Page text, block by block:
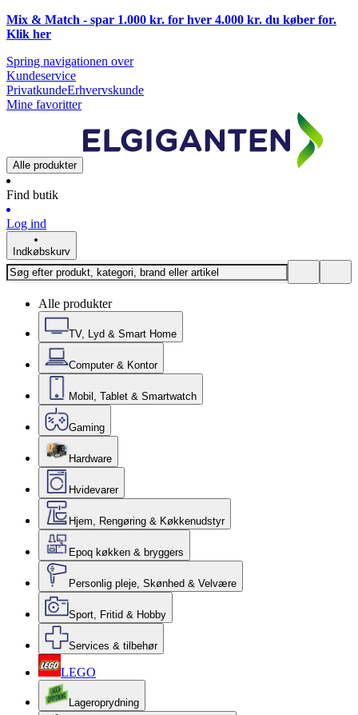
Mix & Match - spar 1.000 kr. for hver 4.000 kr. du køber for.
Klik her
Spring navigationen over
Kundeservice
PrivatkundeErhvervskunde
Mine favoritter
Alle produkter
Find butik
Log ind
Indkøbskurv
Alle produkter
TV, Lyd & Smart Home
Computer & Kontor
Mobil, Tablet & Smartwatch
Gaming
Hardware
Hvidevarer
Hjem, Rengøring & Køkkenudstyr
Epoq køkken & bryggers
Personlig pleje, Skønhed & Velvære
Sport, Fritid & Hobby
Services & tilbehør
LEGO
Lageroprydning